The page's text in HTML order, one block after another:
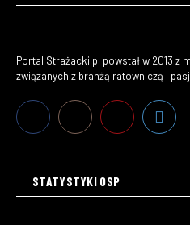
Portal Strażacki.pl powstał w 2013 z
związanych z branżą ratowniczą i
STATYSTYKI OSP